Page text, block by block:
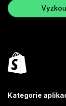
Kategorie